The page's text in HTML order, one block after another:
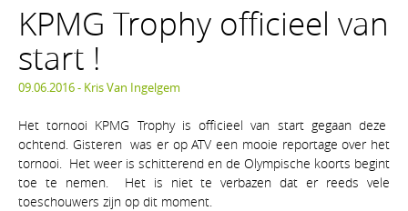
KPMG Trophy officieel van
start !
09.06.2016 - Kris Van Ingelgem
Het tornooi KPMG Trophy is officieel van start gegaan deze
ochtend. Gisteren was er op ATV een mooie reportage over het
tornooi. Het weer is schitterend en de Olympische koorts begint
toe te nemen. Het is niet te verbazen dat er reeds vele
toeschouwers zijn op dit moment.